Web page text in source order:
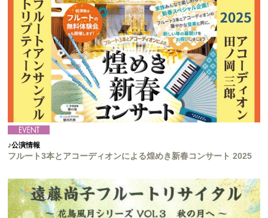
♪公演情報
フルート3本とアコーディオンによる煌めき新春コンサート 2025